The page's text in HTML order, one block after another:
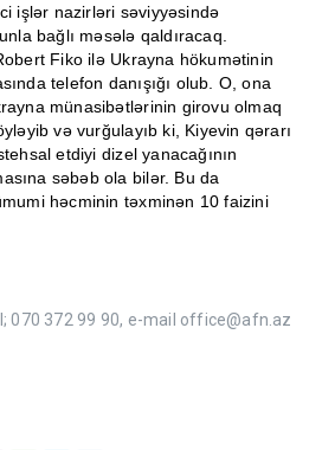
işlər nazirləri səviyyəsində
bağlı məsələ qaldıracaq.
Fiko ilə Ukrayna hökumətinin
telefon danışığı olub. O, ona
münasibətlərinin girovu olmaq
və vurğulayıb ki, Kiyevin qərarı
etdiyi dizel yanacağının
səbəb ola bilər. Bu da
həcminin təxminən 10 faizini
070 372 99 90, e-mail office@afn.az